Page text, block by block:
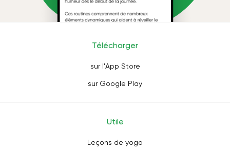
Télécharger
sur l'App Store
sur Google Play
Utile
Leçons de yoga